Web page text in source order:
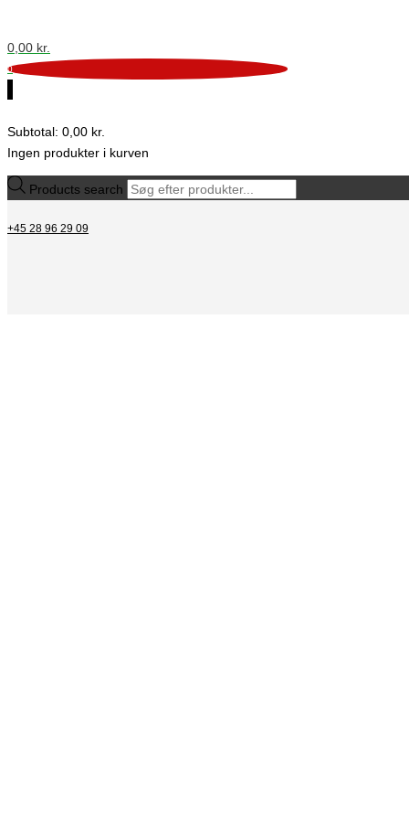
0,00 kr.
0
Subtotal: 0,00 kr.
Ingen produkter i kurven
Products search
+45 28 96 29 09